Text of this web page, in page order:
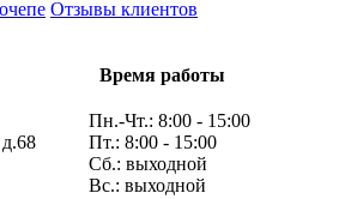
Отзывы клиентов
Время работы
Пн.-Чт.: 8:00 - 15:00
Пт.: 8:00 - 15:00
Сб.: выходной
Вс.: выходной